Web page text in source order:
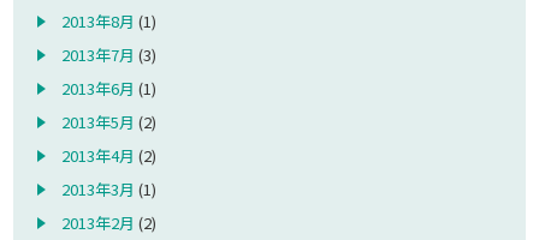
2013年8月 (1)
2013年7月 (3)
2013年6月 (1)
2013年5月 (2)
2013年4月 (2)
2013年3月 (1)
2013年2月 (2)